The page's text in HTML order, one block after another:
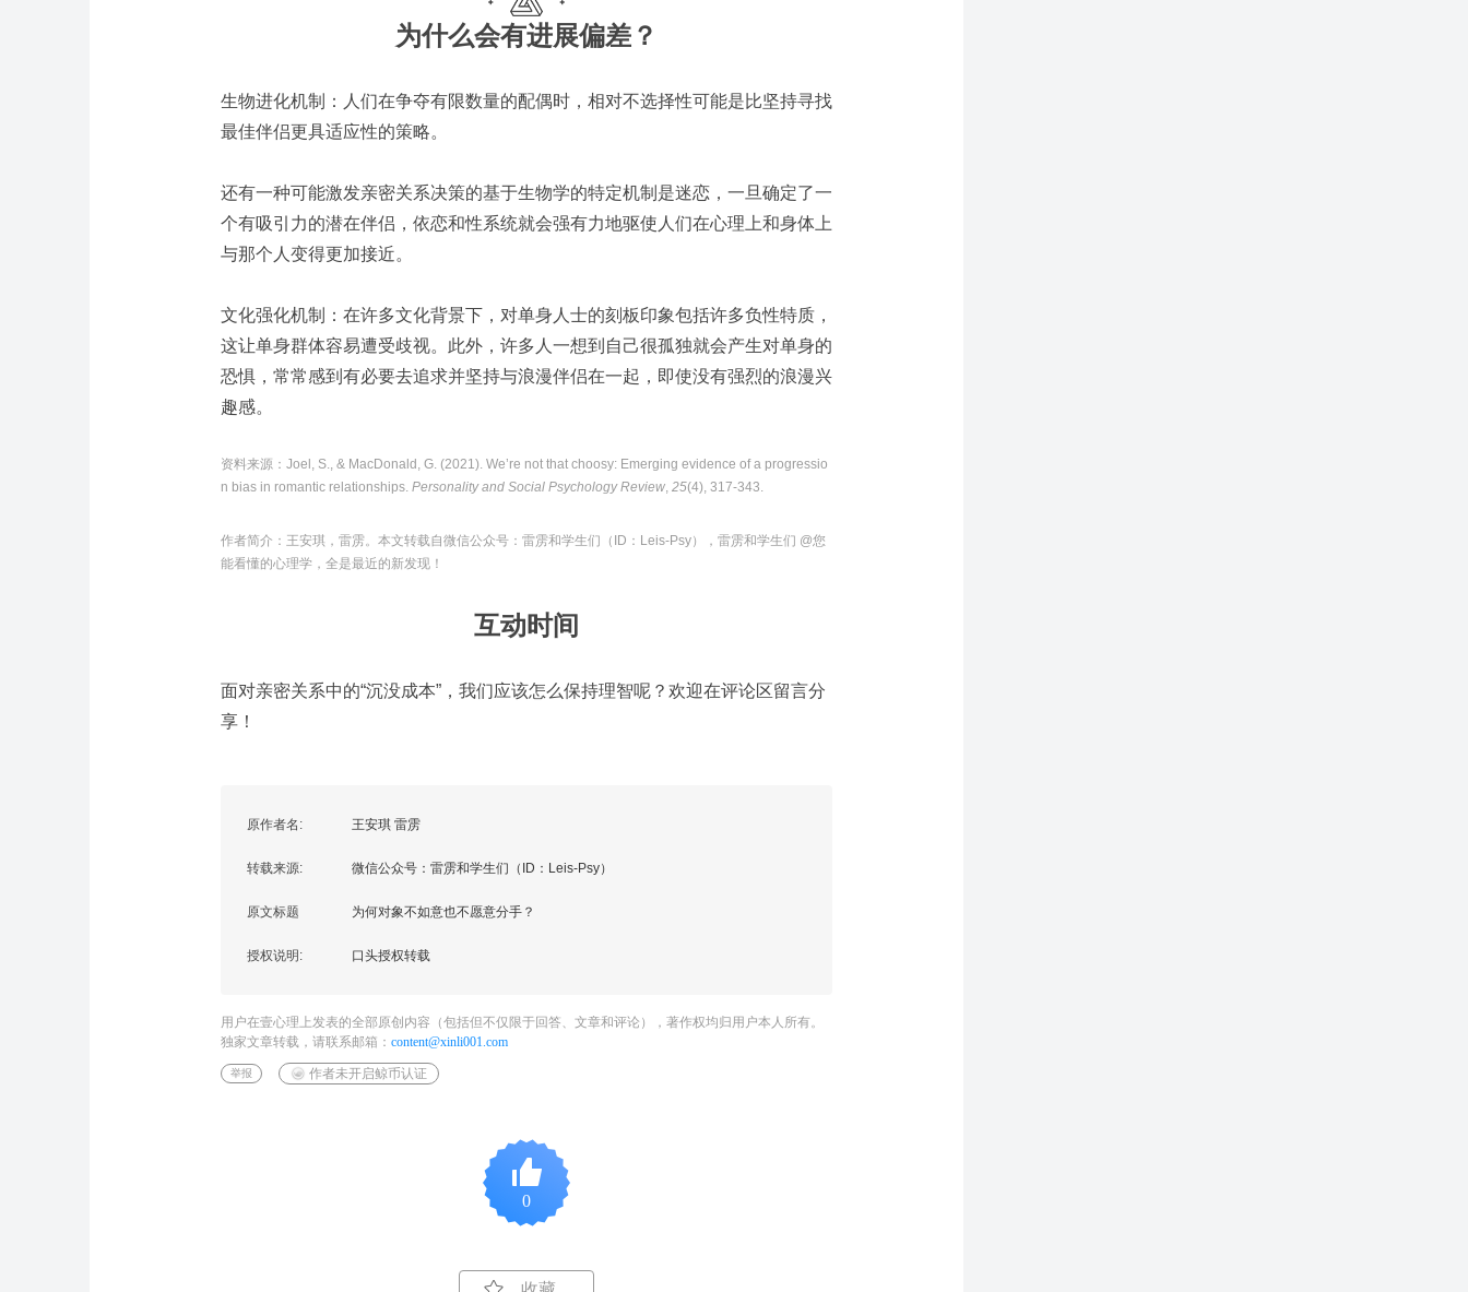
为什么会有进展偏差？
生物进化机制：人们在争夺有限数量的配偶时，相对不选择性可能是比坚持寻找
最佳伴侣更具适应性的策略。
还有一种可能激发亲密关系决策的基于生物学的特定机制是迷恋，一旦确定了一
个有吸引力的潜在伴侣，依恋和性系统就会强有力地驱使人们在心理上和身体上
与那个人变得更加接近。
文化强化机制：在许多文化背景下，对单身人士的刻板印象包括许多负性特质，
这让单身群体容易遭受歧视。此外，许多人一想到自己很孤独就会产生对单身的
恐惧，常常感到有必要去追求并坚持与浪漫伴侣在一起，即使没有强烈的浪漫兴
趣感。
资料来源： Joel, S., & MacDonald, G. (2021). We’re not that choosy: Emerging evidence of a progressio
n bias in romantic relationships. Personality and Social Psychology Review, 25(4), 317-343.
作者简介： 王安琪，雷雳。本文转载自微信公众号： 雷雳和学生们（ID：Leis-Psy）
，雷雳和学生们 @您
能看懂的心理学，全是最近的新发现！
互动时间
面对亲密关系中的“沉没成本”，我们应该怎么保持理智呢？欢迎在评论区留言分
享！
原作者名: 王安琪 雷雳
转载来源: 微信公众号：雷雳和学生们（ID：Leis-Psy）
原文标题 为何对象不如意也不愿意分手？
授权说明: 口头授权转载
用户在壹心理上发表的全部原创内容（包括但不仅限于回答、文章和评论），著作权均归用户本人所有。
独家文章转载，请联系邮箱： content@xinli001.com
举报 作者未开启鲸币认证
0